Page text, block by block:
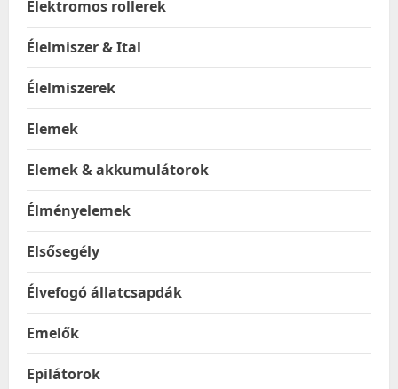
Elektromos rollerek
Élelmiszer & Ital
Élelmiszerek
Elemek
Elemek & akkumulátorok
Élményelemek
Elsősegély
Élvefogó állatcsapdák
Emelők
Epilátorok